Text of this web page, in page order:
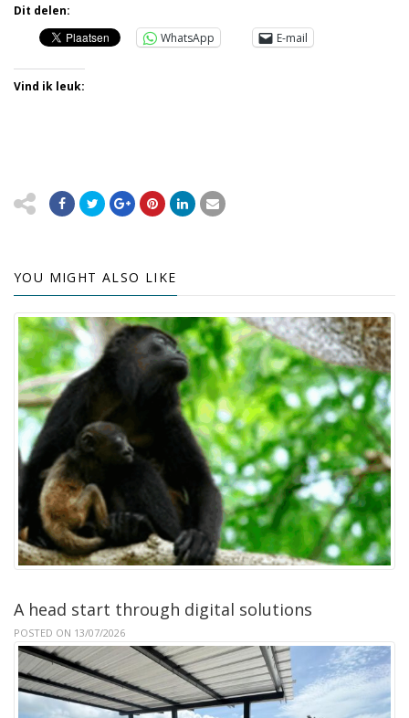
Dit delen:
WhatsApp
E-mail
Vind ik leuk:
YOU MIGHT ALSO LIKE
A head start through digital solutions
POSTED ON 13/07/2026